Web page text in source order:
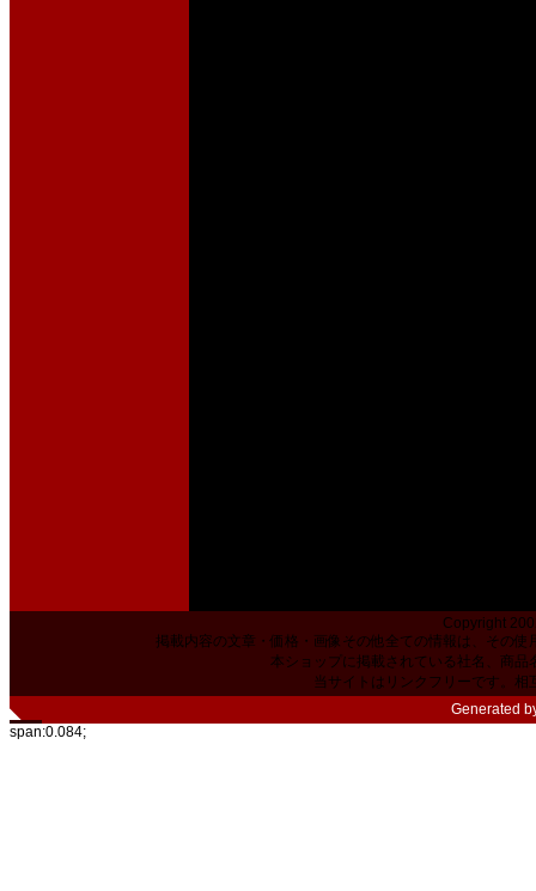
Copyright
掲載内容の文章・価格・画像その他全ての情報は、その
本ショップに掲載されている社名、商
当サイトはリンクフリーです。相
Generated
span:0.084;